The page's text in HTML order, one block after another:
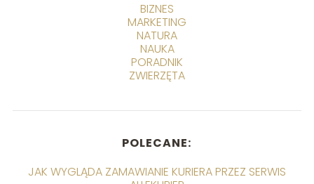
BIZNES
MARKETING
NATURA
NAUKA
PORADNIK
ZWIERZĘTA
POLECANE:
JAK WYGLĄDA ZAMAWIANIE KURIERA PRZEZ SERWIS